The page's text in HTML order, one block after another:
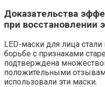
Доказательства
при восстановлении
LED-маски для лица
борьбе с признаками
подтверждена
положительными
использовали эти маски.